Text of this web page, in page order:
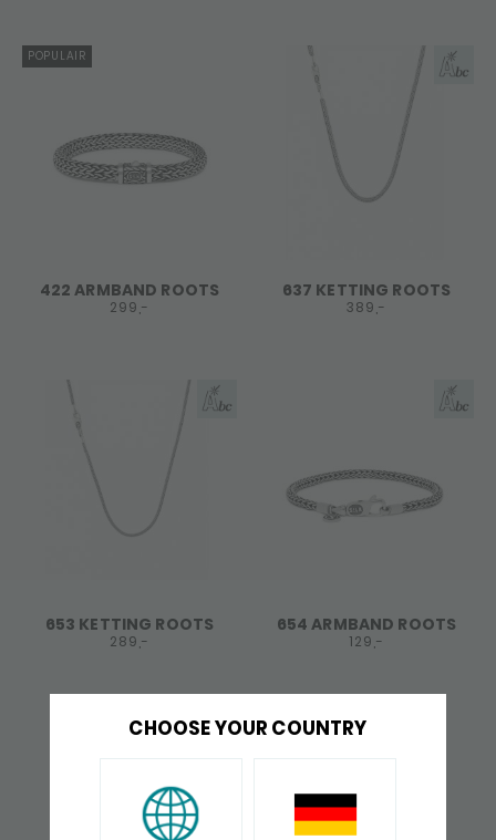
CHOOSE YOUR COUNTRY
POPULAIR
422 ARMBAND ROOTS
299,-
637 KETTING ROOTS
389,-
653 KETTING ROOTS
289,-
654 ARMBAND ROOTS
129,-